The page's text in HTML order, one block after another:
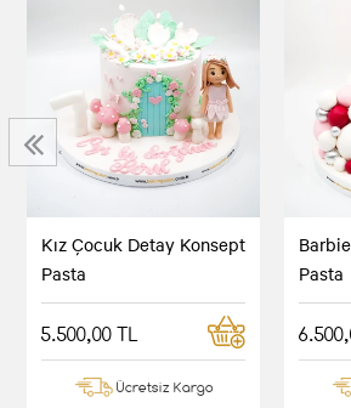
Kız Çocuk Detay Konsept
Pasta
5.500,00 TL
Ücretsiz Kargo
Pasta
‹